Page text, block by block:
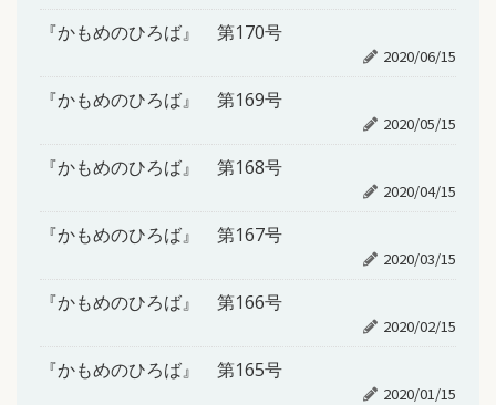
『かもめのひろば』 第170号
2020/06/15
『かもめのひろば』 第169号
2020/05/15
『かもめのひろば』 第168号
2020/04/15
『かもめのひろば』 第167号
2020/03/15
『かもめのひろば』 第166号
2020/02/15
『かもめのひろば』 第165号
2020/01/15